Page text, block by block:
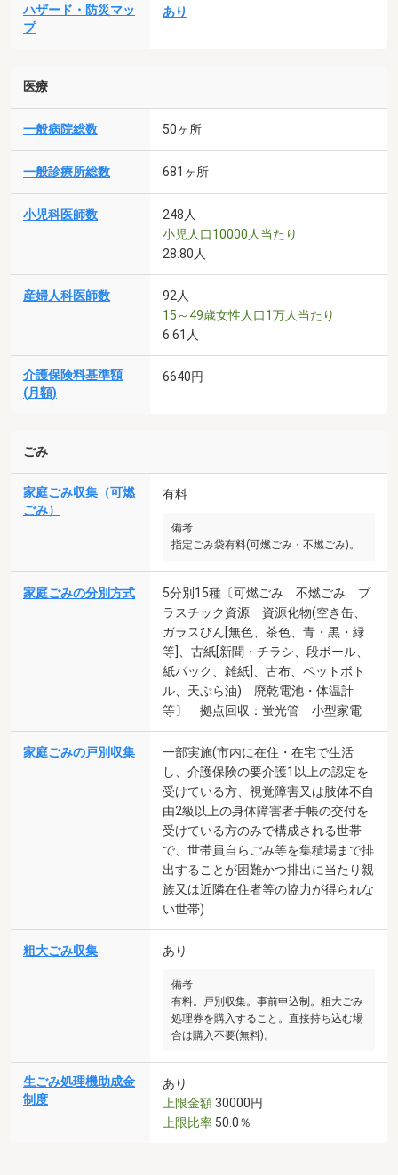
ハザード・防災マッ
プ
あり
医療
一般病院総数 50ヶ所
一般診療所総数 681ヶ所
小児科医師数
248人
小児人口10000人当たり
28.80人
産婦人科医師数
92人
15～49歳女性人口1万人当たり
6.61人
介護保険料基準額
(月額)
6640円
ごみ
家庭ごみ収集（可燃
ごみ）
有料
備考
指定ごみ袋有料(可燃ごみ・不燃ごみ)。
家庭ごみの分別方式
5分別15種〔可燃ごみ 不燃ごみ プ
ラスチック資源 資源化物(空き缶、
ガラスびん[無色、茶色、青・黒・緑
等]、古紙[新聞・チラシ、段ボール、
紙パック、雑紙]、古布、ペットボト
ル、天ぷら油) 廃乾電池・体温計
等〕 拠点回収：蛍光管 小型家電
家庭ごみの戸別収集
一部実施(市内に在住・在宅で生活
し、介護保険の要介護1以上の認定を
受けている方、視覚障害又は肢体不自
由2級以上の身体障害者手帳の交付を
受けている方のみで構成される世帯
で、世帯員自らごみ等を集積場まで排
出することが困難かつ排出に当たり親
族又は近隣在住者等の協力が得られな
い世帯)
粗大ごみ収集 あり
備考
有料。戸別収集。事前申込制。粗大ごみ
処理券を購入すること。直接持ち込む場
合は購入不要(無料)。
生ごみ処理機助成金
制度
あり
上限金額30000円
上限比率 50.0％